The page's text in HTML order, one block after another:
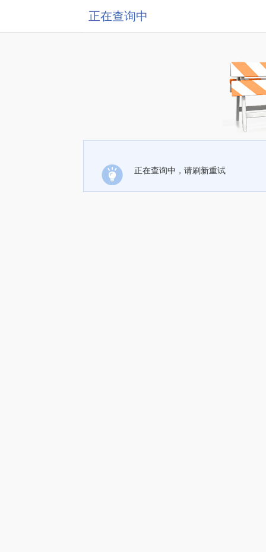
正在查询中
正在查询中，请刷新重试